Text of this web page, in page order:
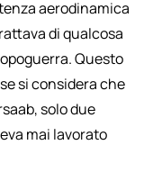
aerodinamica
di qualcosa
Questo
si considera che
solo due
mai lavorato